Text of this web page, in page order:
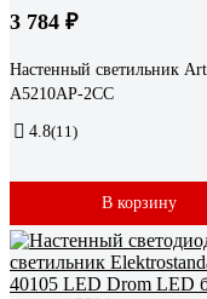
3 784 ₽
Настенный светильник
A5210AP-2CC
4.8(11)
В корзину